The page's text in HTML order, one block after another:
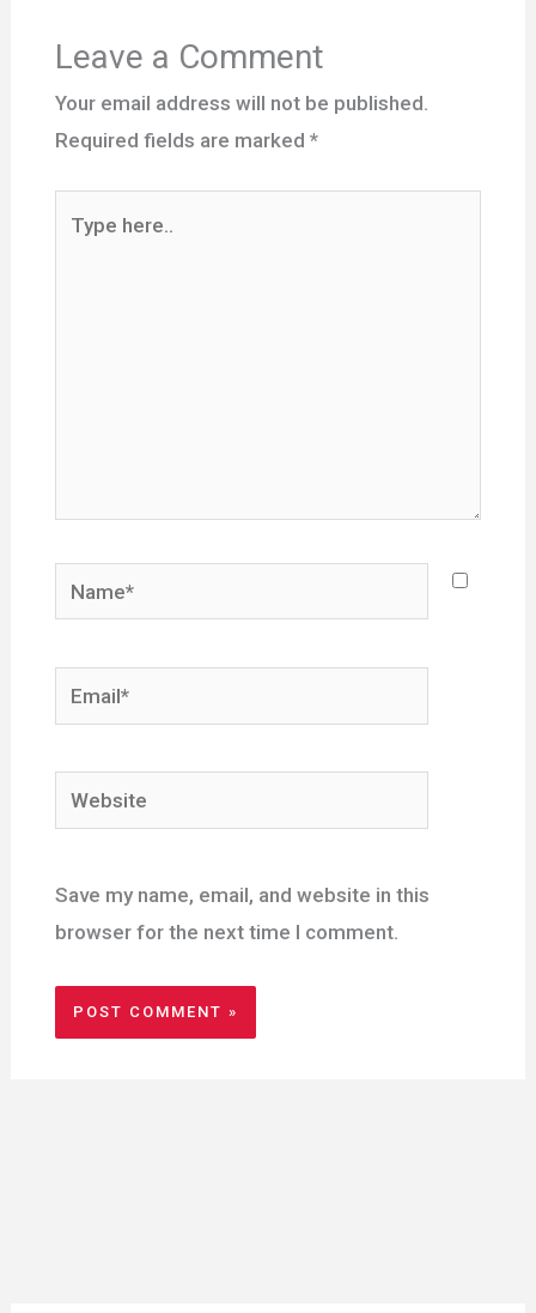
Leave a Comment
Your email address will not be published.
Required fields are marked *
here..
Name*
Email*
Website
Save my name, email, and website in this
browser for the next time I comment.